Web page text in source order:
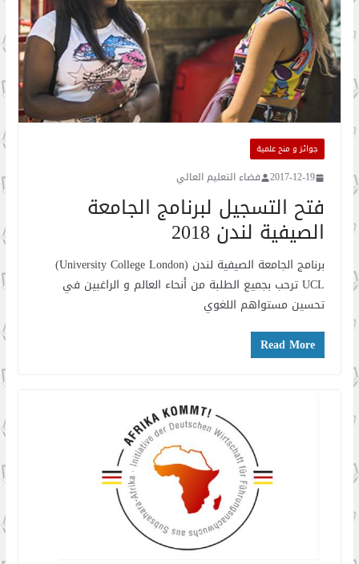
جوائز و منح علمية
2017-12-19 فضاء التعليم العالي
فتح التسجيل لبرنامج الجامعة
الصيفية لندن 2018
برنامج الجامعة الصيفية لندن (University College London)
UCL ترحب بجميع الطلبة من أنحاء العالم و الراغبين في
تحسين مستواهم اللغوي
Read More